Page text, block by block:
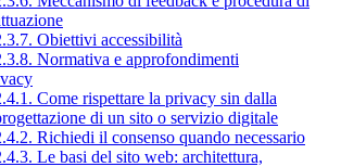
Obiettivi accessibilità
Normativa e approfondimenti
Come rispettare la privacy sin dalla
di un sito o servizio digitale
Richiedi il consenso quando necessario
Le basi del sito web: architettura,